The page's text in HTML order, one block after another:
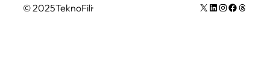
© 2025TeknoFili· X LinkedIn
Instagram
Facebook
Thread (iş parçacığı) sayısı